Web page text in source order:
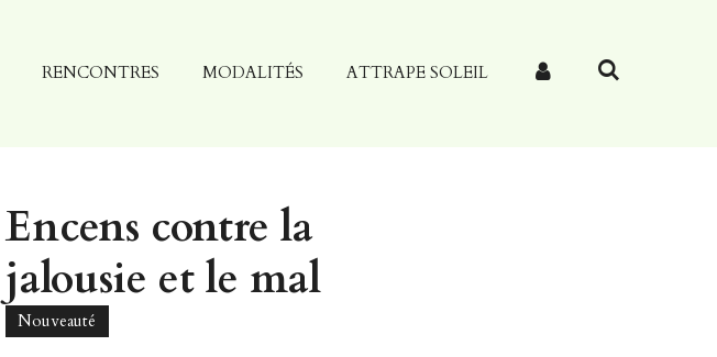
RENCONTRES MODALITÉS ATTRAPE SOLEIL
Encens contre la
jalousie et le mal
Nouveauté